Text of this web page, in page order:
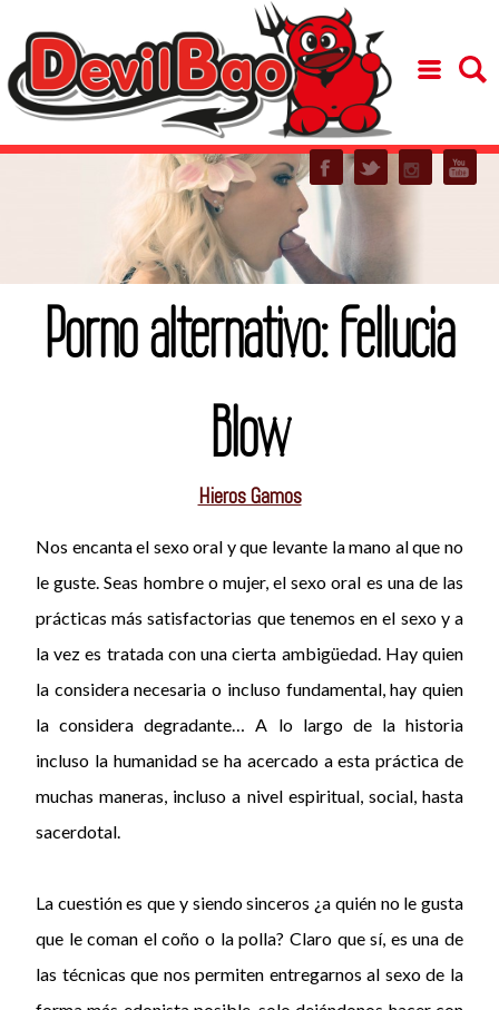
Porno alternativo: Fellucia
Blow
Hieros Gamos
Nos encanta el sexo oral y que levante la mano al que no
le guste. Seas hombre o mujer, el sexo oral es una de las
prácticas más satisfactorias que tenemos en el sexo y a
la vez es tratada con una cierta ambigüedad. Hay quien
la considera necesaria o incluso fundamental, hay quien
la considera degradante… A lo largo de la historia
incluso la humanidad se ha acercado a esta práctica de
muchas maneras, incluso a nivel espiritual, social, hasta
sacerdotal.
La cuestión es que y siendo sinceros ¿a quién no le gusta
que le coman el coño o la polla? Claro que sí, es una de
las técnicas que nos permiten entregarnos al sexo de la